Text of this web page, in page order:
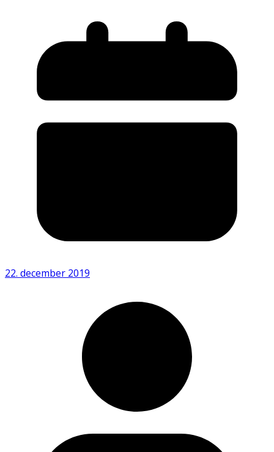
22. december 2019